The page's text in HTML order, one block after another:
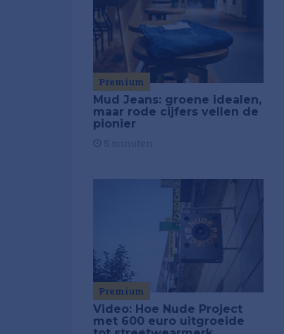
Premium
Mud Jeans: groene idealen,
maar rode cijfers vellen de
pionier
Premium
Video: Hoe Nude Project
met 600 euro uitgroeide